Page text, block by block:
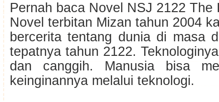
Pernah baca Novel NSJ 2122 The
Novel terbitan Mizan tahun 2004
bercerita tentang dunia di masa
tepatnya tahun 2122.
dan canggih. Manusia bisa
keinginannya melalui teknologi.